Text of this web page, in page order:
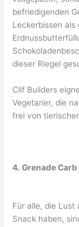
befriedigenden
Leckerbissen als
dieser Riegel
Clif Builders
Vegetarier, die
frei von
4. Grenade
Für alle, die Lust
Snack haben,